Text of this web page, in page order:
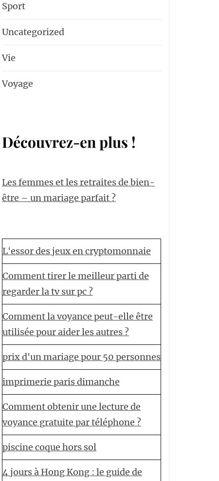
Sport
Uncategorized
Vie
Voyage
Découvrez-en plus !
Les femmes et les retraites de bien-
être – un mariage parfait ?
L'essor des jeux en cryptomonnaie
Comment tirer le meilleur parti de
regarder la tv sur pc ?
Comment la voyance peut-elle être
utilisée pour aider les autres ?
prix d'un mariage pour 50 personnes
imprimerie paris dimanche
Comment obtenir une lecture de
voyance gratuite par téléphone ?
piscine coque hors sol
4 jours à Hong Kong : le guide de